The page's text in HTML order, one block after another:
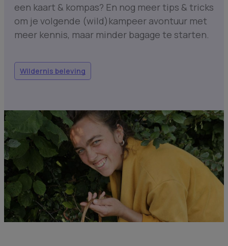
een kaart & kompas? En nog meer tips & tricks
om je volgende (wild)kampeer avontuur met
meer kennis, maar minder bagage te starten.
Wildernis beleving